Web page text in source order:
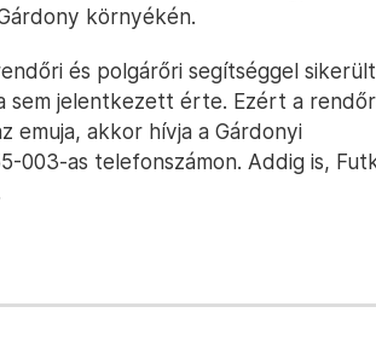
környékén.
és polgárőri segítséggel
sem jelentkezett érte. Ezért a
emuja, akkor hívja a Gárdonyi
003-as telefonszámon. Addig is,